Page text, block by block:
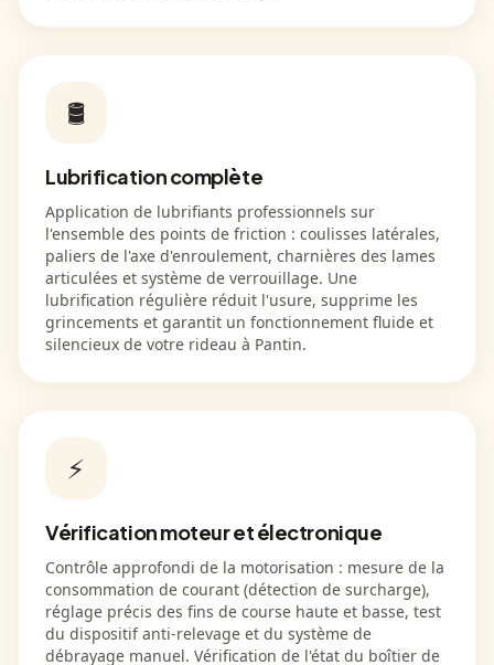
🛢️
Lubrification complète
Application de lubrifiants professionnels sur
l'ensemble des points de friction : coulisses latérales,
paliers de l'axe d'enroulement, charnières des lames
articulées et système de verrouillage. Une
lubrification régulière réduit l'usure, supprime les
grincements et garantit un fonctionnement fluide et
silencieux de votre rideau à Pantin.
⚡
Vérification moteur et électronique
Contrôle approfondi de la motorisation : mesure de la
consommation de courant (détection de surcharge),
réglage précis des fins de course haute et basse, test
du dispositif anti-relevage et du système de
débrayage manuel. Vérification de l'état du boîtier de